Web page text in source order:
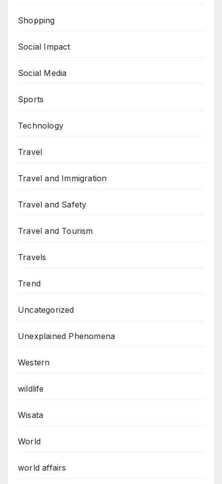
Shopping
Social Impact
Social Media
Sports
Technology
Travel
Travel and Immigration
Travel and Safety
Travel and Tourism
Travels
Trend
Uncategorized
Unexplained Phenomena
Western
wildlife
Wisata
World
world affairs